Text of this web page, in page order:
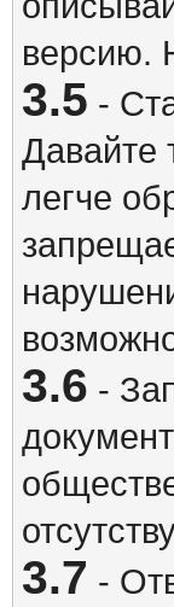
версию.
3.5 -
Давайте
легче
3.6 -
3.7 -